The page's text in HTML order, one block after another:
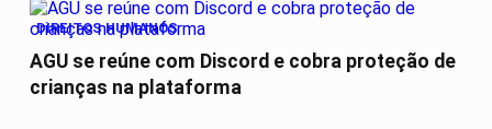
DIREITOS HUMANOS
AGU se reúne com Discord e cobra proteção de
crianças na plataforma